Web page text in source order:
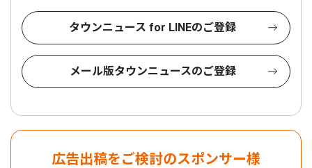
タウンニュース for LINEのご登録
メール版タウンニュースのご登録
広告出稿をご検討のスポンサー様